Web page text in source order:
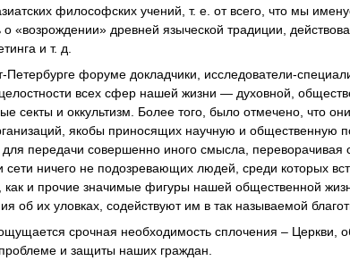
философских учений, т. е. от всего, что мы
о «возрождении» древней языческой традиции,
и т. д.
форуме докладчики, исследователи-
всех сфер нашей жизни — духовной,
секты и оккультизм. Более того, было отмечено, что
якобы приносящих научную и общественную
передачи совершенно иного смысла, переворачивая
сети ничего не подозревающих людей, среди которых
как и прочие значимые фигуры нашей общественной
об их уловках, содействуют им в так называемой
срочная необходимость сплочения – Церкви,
и защиты наших граждан.